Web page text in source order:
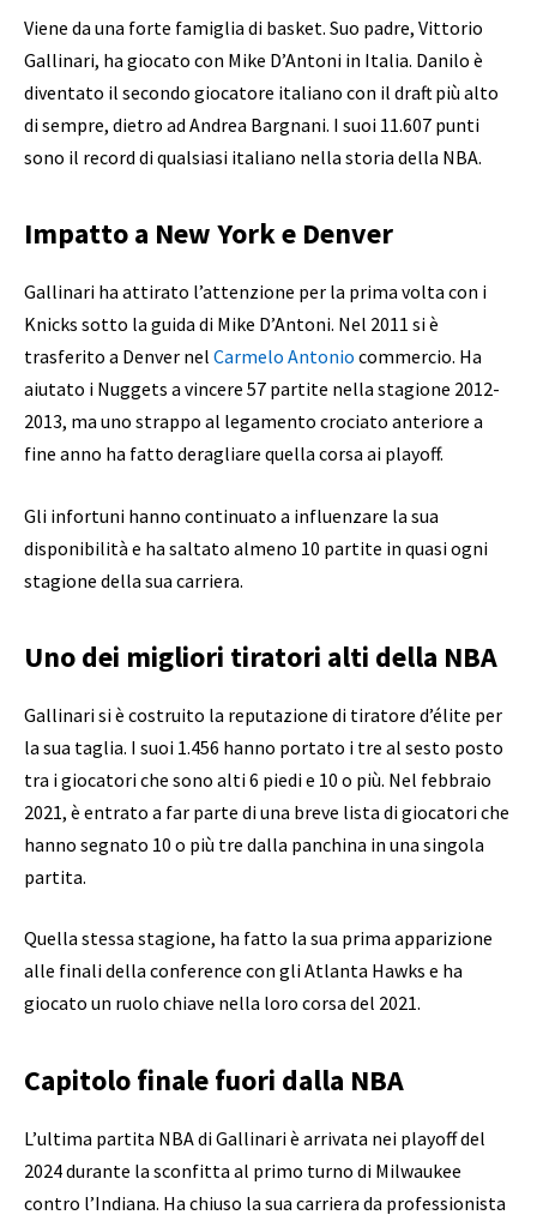
Viene da una forte famiglia di basket. Suo padre, Vittorio
Gallinari, ha giocato con Mike D’Antoni in Italia. Danilo è
diventato il secondo giocatore italiano con il draft più alto
di sempre, dietro ad Andrea Bargnani. I suoi 11.607 punti
sono il record di qualsiasi italiano nella storia della NBA.
Impatto a New York e Denver
Gallinari ha attirato l’attenzione per la prima volta con i
Knicks sotto la guida di Mike D’Antoni. Nel 2011 si è
trasferito a Denver nel Carmelo Antonio commercio. Ha
aiutato i Nuggets a vincere 57 partite nella stagione 2012-
2013, ma uno strappo al legamento crociato anteriore a
fine anno ha fatto deragliare quella corsa ai playoff.
Gli infortuni hanno continuato a influenzare la sua
disponibilità e ha saltato almeno 10 partite in quasi ogni
stagione della sua carriera.
Uno dei migliori tiratori alti della NBA
Gallinari si è costruito la reputazione di tiratore d’élite per
la sua taglia. I suoi 1.456 hanno portato i tre al sesto posto
tra i giocatori che sono alti 6 piedi e 10 o più. Nel febbraio
2021, è entrato a far parte di una breve lista di giocatori che
hanno segnato 10 o più tre dalla panchina in una singola
partita.
Quella stessa stagione, ha fatto la sua prima apparizione
alle finali della conference con gli Atlanta Hawks e ha
giocato un ruolo chiave nella loro corsa del 2021.
Capitolo finale fuori dalla NBA
L’ultima partita NBA di Gallinari è arrivata nei playoff del
2024 durante la sconfitta al primo turno di Milwaukee
contro l’Indiana. Ha chiuso la sua carriera da professionista